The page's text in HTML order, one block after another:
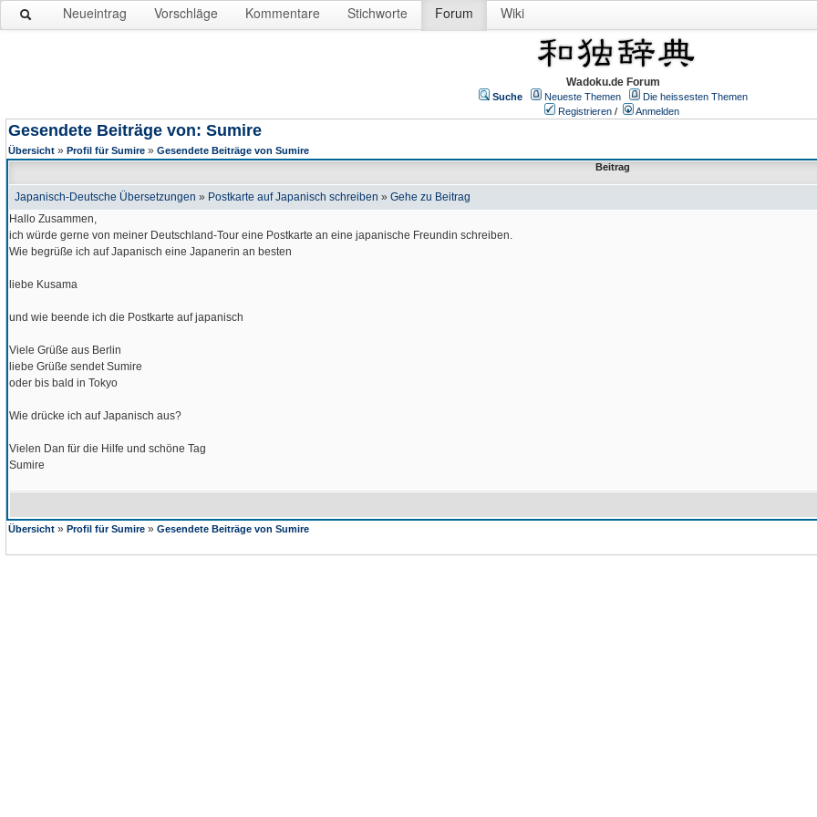
Neueintrag Vorschläge Kommentare Stichworte Forum Wiki
Wadoku.de Forum
Suche Neueste Themen
Die heissesten Themen
Registrieren / Anmelden
Gesendete Beiträge von: Sumire
Übersicht » Profil für Sumire » Gesendete Beiträge von Sumire
Beitrag
Japanisch-Deutsche Übersetzungen » Postkarte auf Japanisch schreiben » Gehe zu Beitrag
Hallo Zusammen,
ich würde gerne von meiner Deutschland-Tour eine Postkarte an eine japanische Freundin schreiben.
Wie begrüße ich auf Japanisch eine Japanerin an besten
liebe Kusama
und wie beende ich die Postkarte auf japanisch
Viele Grüße aus Berlin
liebe Grüße sendet Sumire
oder bis bald in Tokyo
Wie drücke ich auf Japanisch aus?
Vielen Dan für die Hilfe und schöne Tag
Sumire
Übersicht » Profil für Sumire » Gesendete Beiträge von Sumire